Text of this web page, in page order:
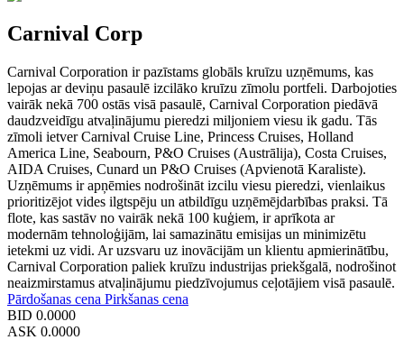
Carnival Corp
Carnival Corporation ir pazīstams globāls kruīzu uzņēmums, kas
lepojas ar deviņu pasaulē izcilāko kruīzu zīmolu portfeli. Darbojoties
vairāk nekā 700 ostās visā pasaulē, Carnival Corporation piedāvā
daudzveidīgu atvaļinājumu pieredzi miljoniem viesu ik gadu. Tās
zīmoli ietver Carnival Cruise Line, Princess Cruises, Holland
America Line, Seabourn, P&O Cruises (Austrālija), Costa Cruises,
AIDA Cruises, Cunard un P&O Cruises (Apvienotā Karaliste).
Uzņēmums ir apņēmies nodrošināt izcilu viesu pieredzi, vienlaikus
prioritizējot vides ilgtspēju un atbildīgu uzņēmējdarbības praksi. Tā
flote, kas sastāv no vairāk nekā 100 kuģiem, ir aprīkota ar
modernām tehnoloģijām, lai samazinātu emisijas un minimizētu
ietekmi uz vidi. Ar uzsvaru uz inovācijām un klientu apmierinātību,
Carnival Corporation paliek kruīzu industrijas priekšgalā, nodrošinot
neaizmirstamus atvaļinājumu piedzīvojumus ceļotājiem visā pasaulē.
Pārdošanas cena Pirkšanas cena
BID 0.0000
ASK 0.0000